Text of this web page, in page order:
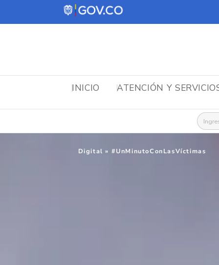
INICIO ATENCIÓN Y
Digital » #UnMinutoConLasVíctimas